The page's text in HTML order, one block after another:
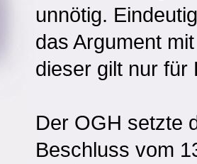
unnötig.
das Argument
dieser gilt nur für
Der OGH setzte
Beschluss vom